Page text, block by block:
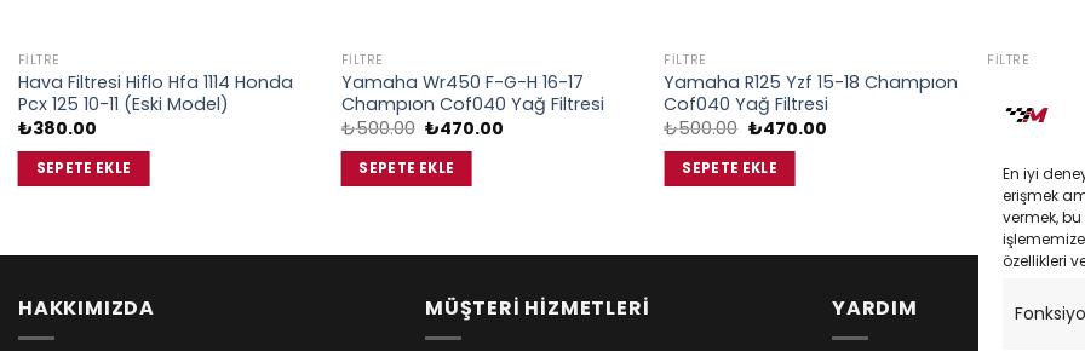
En iyi
erişmek
vermek,
özellikleri
FILTRE
Hava Filtresi Hiflo Hfa 1114 Honda
Pcx 125 10-11 (Eski Model)
₺380.00
SEPETE EKLE
FILTRE
Yamaha Wr450 F-G-H 16-17
Champıon Cof040 Yağ Filtresi
₺500.00 Orijinal
₺500.00.
₺470.00Şu
SEPETE EKLE
FILTRE
Yamaha R125 Yzf 15-18 Champıon
Cof040 Yağ Filtresi
₺500.00 Orijinal
₺500.00.
₺470.00Şu
SEPETE EKLE
FILTRE
Filtresi
524.61
SEPETE
HAKKIMIZDA MÜŞTERİ HİZMETLERİ YARDIM